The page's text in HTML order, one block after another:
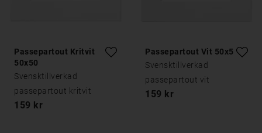
Passepartout Kritvit
50x50
Svensktillverkad
passepartout kritvit
159 kr
Passepartout Vit 50x50
Svensktillverkad
passepartout vit
159 kr